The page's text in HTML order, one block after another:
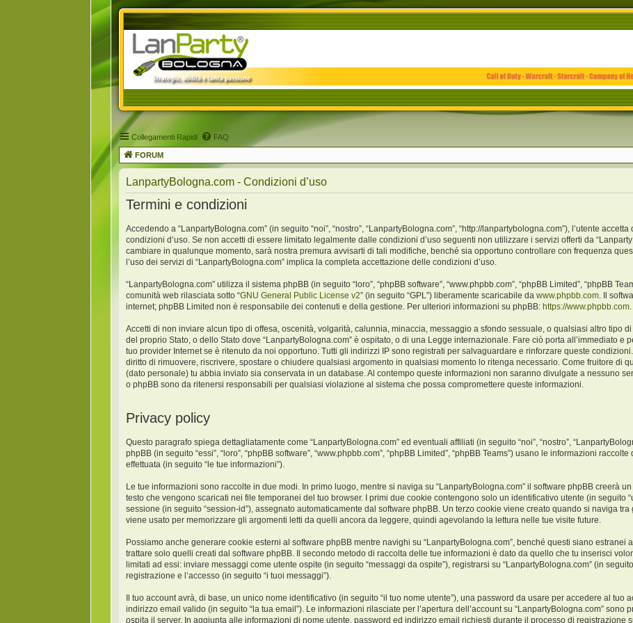
Collegamenti Rapidi FAQ
FORUM
LanpartyBologna.com - Condizioni d’uso
Termini e condizioni
Accedendo a “LanpartyBologna.com” (in seguito “noi”, “nostro”, “LanpartyBologna.com”, “http://lanpartybologna.com”), l’utente
condizioni d’uso. Se non accetti di essere limitato legalmente dalle condizioni d’uso seguenti non utilizzare i servizi offerti da
cambiare in qualunque momento, sarà nostra premura avvisarti di tali modifiche, benché sia opportuno controllare con frequenza
l’uso dei servizi di “LanpartyBologna.com” implica la completa accettazione delle condizioni d’uso.
“LanpartyBologna.com” utilizza il sistema phpBB (in seguito “loro”, “phpBB software”, “www.phpbb.com”, “phpBB Limited”, “phpBB
comunità web rilasciata sotto “GNU General Public License v2” (in seguito “GPL”) liberamente scaricabile da www.phpbb.com. Il
internet; phpBB Limited non è responsabile dei contenuti e della gestione. Per ulteriori informazioni su phpBB: https://www.phpbb.com.
Accetti di non inviare alcun tipo di offesa, oscenità, volgarità, calunnia, minaccia, messaggio a sfondo sessuale, o qualsiasi altro tipo
del proprio Stato, o dello Stato dove “LanpartyBologna.com” è ospitato, o di una Legge internazionale. Fare ciò porta all’immediato e
tuo provider Internet se è ritenuto da noi opportuno. Tutti gli indirizzi IP sono registrati per salvaguardare e rinforzare queste
diritto di rimuovere, riscrivere, spostare o chiudere qualsiasi argomento in qualsiasi momento lo ritenga necessario. Come fruitore di
(dato personale) tu abbia inviato sia conservata in un database. Al contempo queste informazioni non saranno divulgate a nessuno
o phpBB sono da ritenersi responsabili per qualsiasi violazione al sistema che possa compromettere queste informazioni.
Privacy policy
Questo paragrafo spiega dettagliatamente come “LanpartyBologna.com” ed eventuali affiliati (in seguito “noi”, “nostro”,
phpBB (in seguito “essi”, “loro”, “phpBB software”, “www.phpbb.com”, “phpBB Limited”, “phpBB Teams”) usano le informazioni
effettuata (in seguito “le tue informazioni”).
Le tue informazioni sono raccolte in due modi. In primo luogo, mentre si naviga su “LanpartyBologna.com” il software phpBB creerà
testo che vengono scaricati nei file temporanei del tuo browser. I primi due cookie contengono solo un identificativo utente (in seguito
sessione (in seguito “session-id”), assegnato automaticamente dal software phpBB. Un terzo cookie viene creato quando si naviga tra
viene usato per memorizzare gli argomenti letti da quelli ancora da leggere, quindi agevolando la lettura nelle tue visite future.
Possiamo anche generare cookie esterni al software phpBB mentre navighi su “LanpartyBologna.com”, benché questi siano estranei
trattare solo quelli creati dal software phpBB. Il secondo metodo di raccolta delle tue informazioni è dato da quello che tu inserisci
limitati ad essi: inviare messaggi come utente ospite (in seguito “messaggi da ospite”), registrarsi su “LanpartyBologna.com” (in
registrazione e l’accesso (in seguito “i tuoi messaggi”).
Il tuo account avrà, di base, un unico nome identificativo (in seguito “il tuo nome utente”), una password da usare per accedere al tuo
indirizzo email valido (in seguito “la tua email”). Le informazioni rilasciate per l’apertura dell’account su “LanpartyBologna.com” sono
ospita il server. In aggiunta alle informazioni di nome utente, password ed indirizzo email richiesti durante il processo di registrazione